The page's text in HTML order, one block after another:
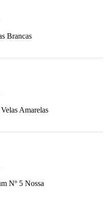
Brancas
Amarelas
Nº 5 Nossa